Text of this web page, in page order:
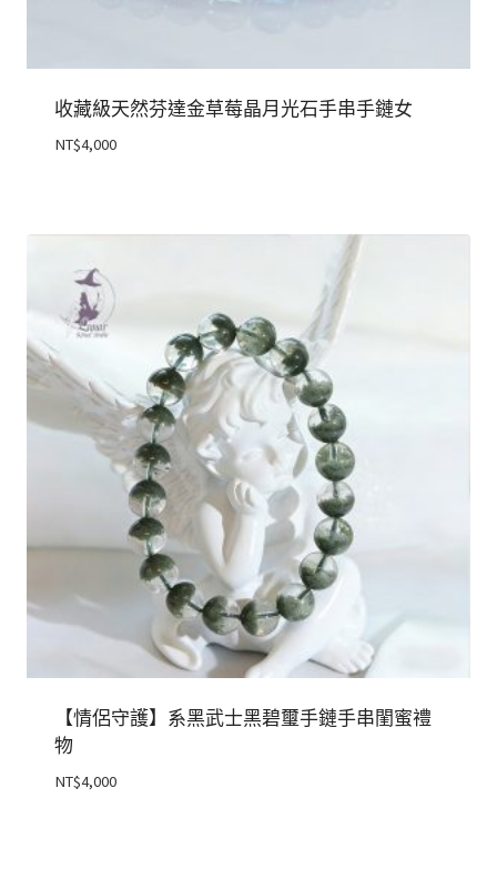
收藏級天然芬達金草莓晶月光石手串手鏈女
NT$4,000
【情侶守護】系黑武士黑碧璽手鏈手串閨蜜禮
物
NT$4,000